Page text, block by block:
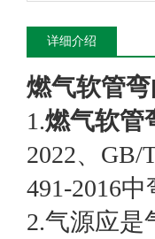
详细介绍
燃气软管
1.燃气软管
2022、GB/
491-2016
2.气源应是